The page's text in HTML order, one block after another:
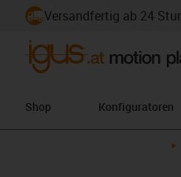
Versandfertig ab 24
Shop Konfiguratoren